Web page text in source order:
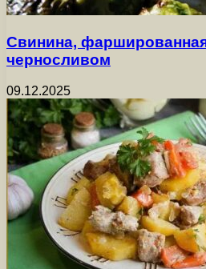
Свинина,
черносливом
09.12.2025